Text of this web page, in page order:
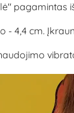
- 4,4 cm.